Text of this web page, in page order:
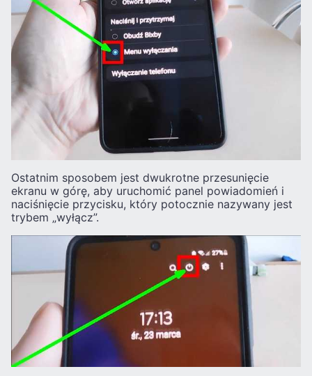
Ostatnim sposobem jest dwukrotne przesunięcie
ekranu w górę, aby uruchomić panel powiadomień i
naciśnięcie przycisku, który potocznie nazywany jest
trybem „wyłącz”.